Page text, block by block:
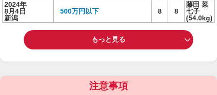
2024年
8月4日
新潟
500万円以下 8 8
藤田 菜
七子
(54.0kg)
もっと見る
注意事項